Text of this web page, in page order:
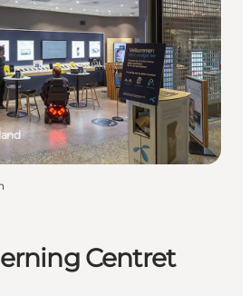
voyage
Centret